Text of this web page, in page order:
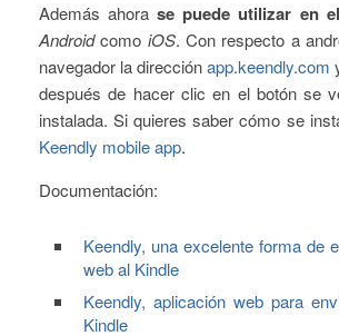
Además ahorase puede utilizar en
Androidcomo iOS. Con respecto a
navegador la direcciónapp.keendly.com
después de hacer clic en el botón se
instalada. Si quieres saber cómo se
Keendly mobile app.
Documentación:
Keendly, una excelente forma de
web al Kindle
Keendly, aplicación web para
Kindle